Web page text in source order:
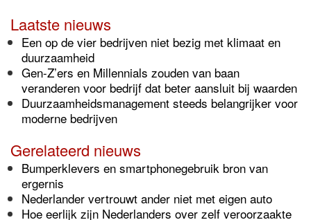
Laatste nieuws
Een op de vier bedrijven niet bezig met klimaat en
duurzaamheid
Gen-Z’ers en Millennials zouden van baan
veranderen voor bedrijf dat beter aansluit bij waarden
Duurzaamheidsmanagement steeds belangrijker voor
moderne bedrijven
Gerelateerd nieuws
Bumperklevers en smartphonegebruik bron van
ergernis
Nederlander vertrouwt ander niet met eigen auto
Hoe eerlijk zijn Nederlanders over zelf veroorzaakte